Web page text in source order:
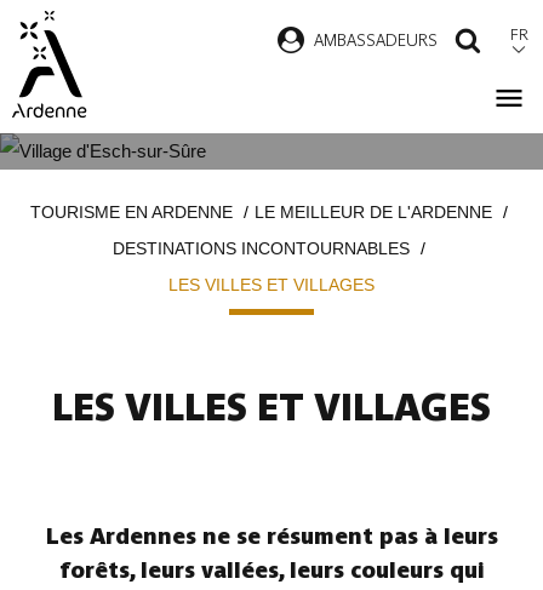
contenu
principal
AMBASSADEURS FR
d'ArianeTOURISME EN ARDENNE
LE MEILLEUR DE L'ARDENNE
DESTINATIONS INCONTOURNABLES
LES VILLES ET VILLAGES
LES VILLES ET VILLAGES
Les Ardennes ne se résument pas à leurs
forêts, leurs vallées, leurs couleurs qui